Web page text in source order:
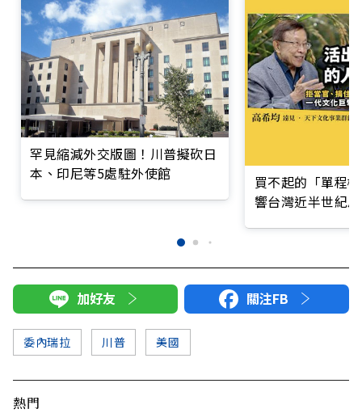
罕見縮減外交版圖！川普擬砍日
本、印尼等5處駐外使館
買不起的「單程
響台灣近半世紀
加好友 關注FB
委內瑞拉 川普 美國
熱門